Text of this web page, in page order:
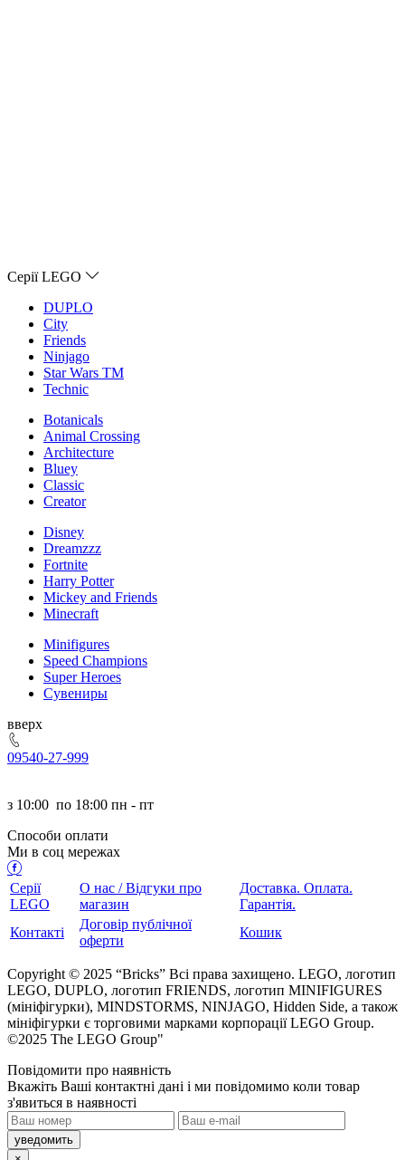
Серії LEGO
DUPLO
City
Friends
Ninjago
Star Wars TM
Technic
Botanicals
Animal Crossing
Architecture
Bluey
Classic
Creator
Disney
Dreamzzz
Fortnite
Harry Potter
Mickey and Friends
Minecraft
Minifigures
Speed Champions
Super Heroes
Сувениры
ерх
09540-27-999
з 10:00 по 18:00 пн - пт
Способи оплати
Ми в соц мережах
Серії
LEGO
О нас / Відгуки про
магазин
Доставка. Оплата.
Гарантія.
Контакті
Договір публічної
оферти
Кошик
Copyright © 2025 “Bricks” Всі права захищено. LEGO, логотип
LEGO, DUPLO, логотип FRIENDS, логотип MINIFIGURES
(мініфігурки), MINDSTORMS, NINJAGO, Hidden Side, а також
мініфігурки є торговими марками корпорації LEGO Group.
©2025 The LEGO Group"
Повідомити про наявність
кажіть Ваші контактні дані і ми повідомимо коли товар
з'явиться в наявності